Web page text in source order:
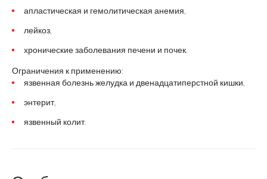
апластическая и гемолитическая анемия,
лейкоз,
хронические заболевания печени и почек.
Ограничения к применению:
язвенная болезнь желудка и двенадцатиперстной кишки,
энтерит,
язвенный колит.